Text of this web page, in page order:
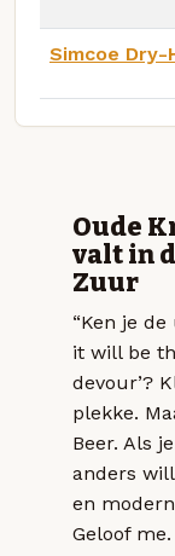
Simcoe Dry-
Oude
valt in
Zuur
“Ken je
it will be
devour’?
plekke.
Beer. Als
anders
en
Geloof me.